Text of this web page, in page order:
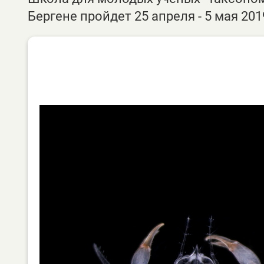
Бергене пройдет 25 апреля - 5 мая